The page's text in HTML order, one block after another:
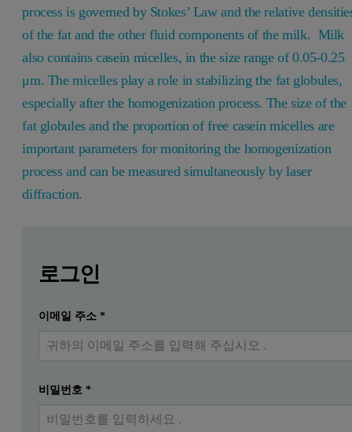
process is governed by Stokes’ Law and the relative
of the fat and the other fluid components of the milk. Milk
also contains casein micelles, in the size range of 0.05-0.25
μm. The micelles play a role in stabilizing the fat globules,
especially after the homogenization process. The size of the
fat globules and the proportion of free casein micelles are
important parameters for monitoring the homogenization
process and can be measured simultaneously by laser
diffraction.
Introduction
Milk also contains casein micelles, in the size range of 0.05-
The structure of milk
Homogenized milk is an oil-in-water emulsion containing:
제출하다
로그인
이메일 주소 *
비밀번호 *